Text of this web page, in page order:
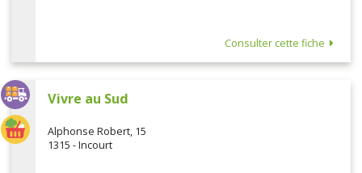
Consulter cette fiche
Vivre au Sud
Alphonse Robert, 15
1315 - Incourt